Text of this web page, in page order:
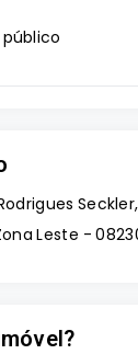
Leste -